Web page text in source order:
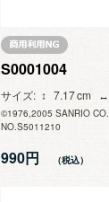
S0001004
サイズ 7.17
©1976,2005 SANRIO
NO.S5011210
990円